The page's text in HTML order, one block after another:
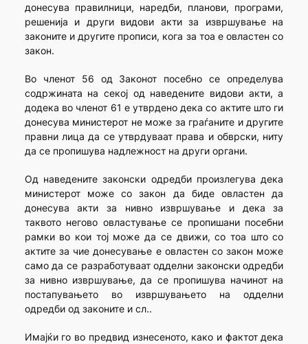
донесува правилници, наредби, планови, програми,
решенија и други видови акти за извршување на
законите и другите прописи, кога за тоа е овластен со
закон.
Во членот 56 од Законот посебно се определува
содржината на секој од наведените видови акти, а
додека во членот 61 е утврдено дека со актите што ги
донесува министерот не може за граѓаните и другите
правни лица да се утврдуваат права и обврски, ниту
да се пропишува надлежност на други органи.
Од наведените законски одредби произлегува дека
министерот може со закон да биде овластен да
донесува акти за нивно извршување и дека за
таквото негово овластување се пропишани посебни
рамки во кои тој може да се движи, со тоа што со
актите за чие донесување е овластен со закон може
само да се разработуваат одделни законски одредби
за нивно извршување, да се пропишува начинот на
постапувањето во извршувањето на одделни
одредби од законите и сл..
Имајќи го во предвид изнесеното, како и фактот дека